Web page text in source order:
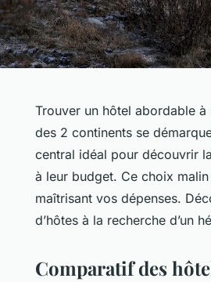
Trouver un hôtel abordable
des 2 continents se
central idéal pour découvrir
à leur budget. Ce choix
maîtrisant vos dépenses.
d’hôtes à la recherche d’un
Comparatif des